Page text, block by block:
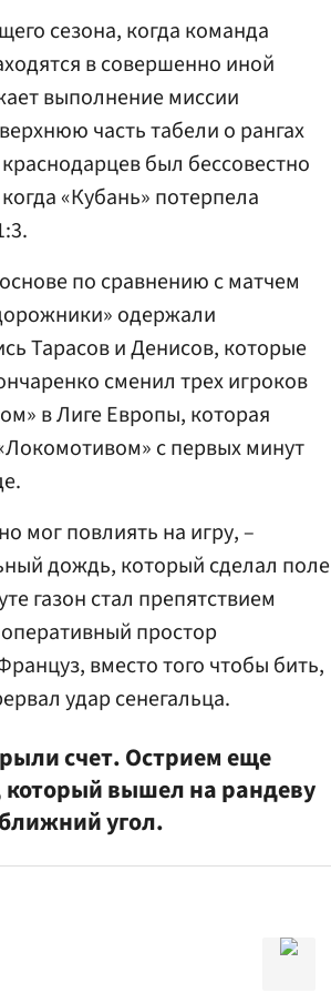
сезона, когда команда
в совершенно иной
выполнение миссии
часть табели о рангах
был бессовестно
«Кубань» потерпела
по сравнению с матчем
одержали
Тарасов и Денисов, которые
сменил трех игроков
в Лиге Европы, которая
с первых минут
мог повлиять на игру, –
дождь, который сделал поле
газон стал препятствием
простор
вместо того чтобы бить,
удар сенегальца.
счет. Острием еще
вышел на рандеву
угол.